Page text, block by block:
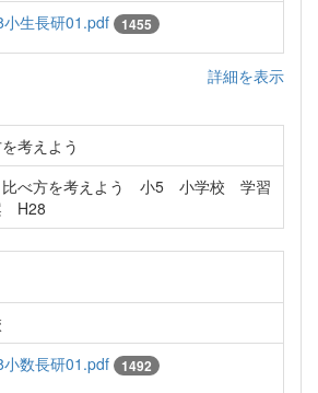
小生長研01.pdf 1455
詳細を表示
考えよう
べ方を考えよう 小5 小学校 学習
H28
小数長研01.pdf 1492